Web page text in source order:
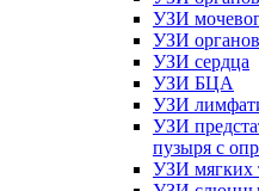
УЗИ
УЗИ
УЗИ сердца
УЗИ БЦА
УЗИ
УЗИ
пузыря с
УЗИ мягких